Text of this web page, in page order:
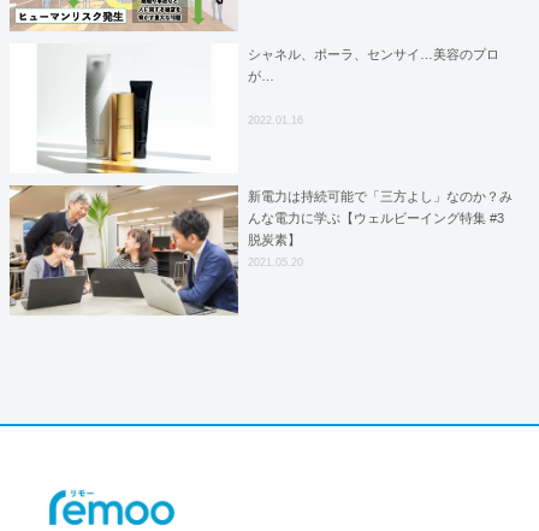
シャネル、ポーラ、センサイ…美容のプロ
が…
2022.01.16
新電力は持続可能で「三方よし」なのか？み
んな電力に学ぶ【ウェルビーイング特集 #3
脱炭素】
2021.05.20